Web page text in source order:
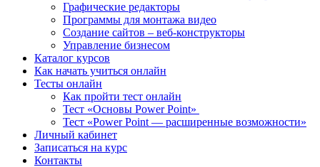
Графические редакторы
Программы для монтажа видео
Создание сайтов – веб-конструкторы
Управление бизнесом
Каталог курсов
Как начать учиться онлайн
Тесты онлайн
Как пройти тест онлайн
Тест «Основы Power Point»
Тест «Power Point — расширенные возможности»
Личный кабинет
Записаться на курс
Контакты